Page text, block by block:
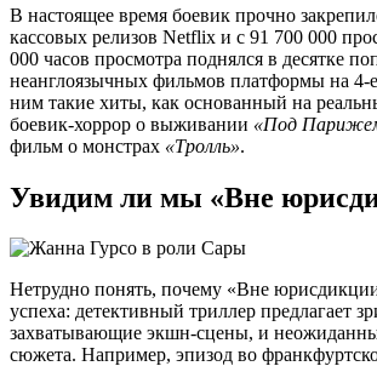
В настоящее время боевик прочно
кассовых релизов Netflix и с 91 700 000
000 часов просмотра поднялся в десятке
неанглоязычных фильмов платформы на 4-
ним такие хиты, как основанный на
боевик-хоррор о выживании «Под
фильм о монстрах «Тролль».
Увидим ли мы «Вне
Нетрудно понять, почему «Вне
успеха: детективный триллер предлагает
захватывающие экшн-сцены, и
сюжета. Например, эпизод во